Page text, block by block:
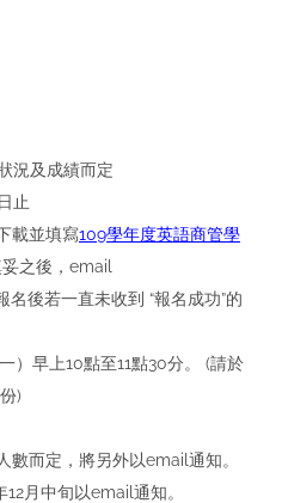
況及成績而定
止
載並填寫109學年度英語商管學
妥之後，email
名後若一直未收到 “報名成功”的
）早上10點至11點30分。 (請於
)
數而定，將另外以email通知。
月中旬以email通知。